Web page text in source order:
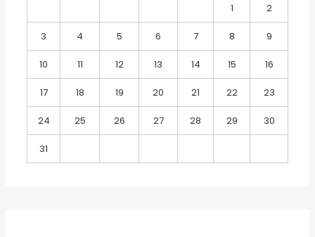
1 2
3 4 5 6 7 8 9
10 11 12 13 14 15 16
17 18 19 20 21 22 23
24 25 26 27 28 29 30
31